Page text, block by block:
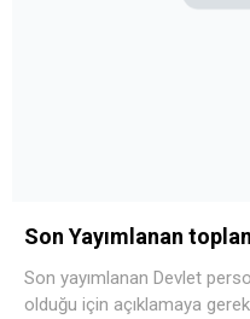
Son Yayımlanan
Son yayımlanan Devlet
olduğu için açıklamaya